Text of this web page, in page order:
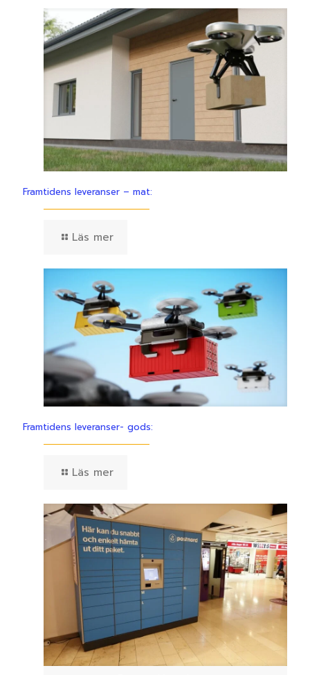
Framtidens leveranser – mat:
Läs mer
Framtidens leveranser- gods:
Läs mer